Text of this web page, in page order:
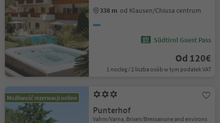
338 m od Klausen/Chiusa centrum
Südtirol Guest Pass
Od 120€
1 nocleg / 2 liczba osób w tym podatek VAT
Możliwość rezerwacji online
Punterhof
Vahrn/Varna, Brixen/Bressanone and environs